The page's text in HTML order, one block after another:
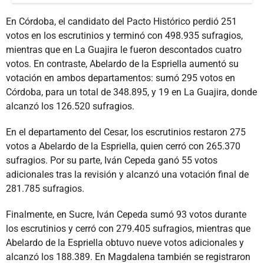
En Córdoba, el candidato del Pacto Histórico perdió 251
votos en los escrutinios y terminó con 498.935 sufragios,
mientras que en La Guajira le fueron descontados cuatro
votos. En contraste, Abelardo de la Espriella aumentó su
votación en ambos departamentos: sumó 295 votos en
Córdoba, para un total de 348.895, y 19 en La Guajira, donde
alcanzó los 126.520 sufragios.
En el departamento del Cesar, los escrutinios restaron 275
votos a Abelardo de la Espriella, quien cerró con 265.370
sufragios. Por su parte, Iván Cepeda ganó 55 votos
adicionales tras la revisión y alcanzó una votación final de
281.785 sufragios.
Finalmente, en Sucre, Iván Cepeda sumó 93 votos durante
los escrutinios y cerró con 279.405 sufragios, mientras que
Abelardo de la Espriella obtuvo nueve votos adicionales y
alcanzó los 188.389. En Magdalena también se registraron